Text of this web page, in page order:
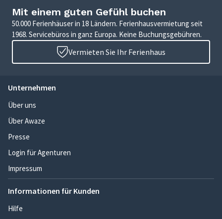
Mit einem guten Gefühl buchen
50.000 Ferienhäuser in 18 Ländern. Ferienhausvermietung seit
1968. Servicebüros in ganz Europa. Keine Buchungsgebühren.
Vermieten Sie Ihr Ferienhaus
Unternehmen
Über uns
Über Awaze
Presse
Login für Agenturen
Impressum
Informationen für Kunden
Hilfe